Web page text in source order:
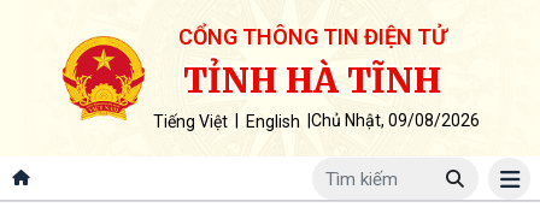
CỔNG THÔNG TIN ĐIỆN TỬ
TỈNH HÀ TĨNH
Tiếng Việt English Chủ Nhật, 09/08/2026